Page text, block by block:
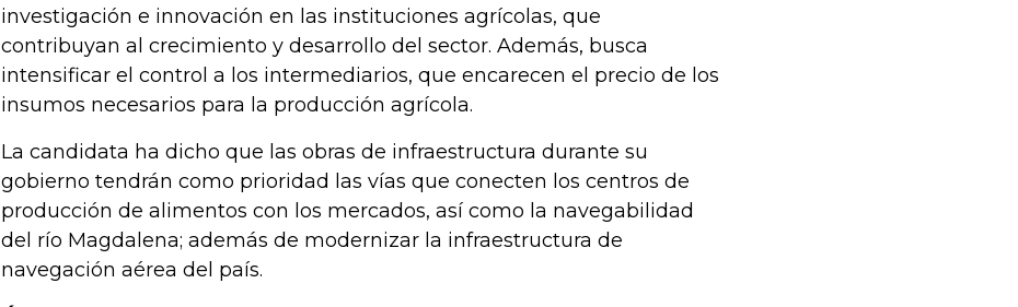
investigación e innovación en las instituciones agrícolas, que
contribuyan al crecimiento y desarrollo del sector. Además, busca
intensificar el control a los intermediarios, que encarecen el precio de los
insumos necesarios para la producción agrícola.
La candidata ha dicho que las obras de infraestructura durante su
gobierno tendrán como prioridad las vías que conecten los centros de
producción de alimentos con los mercados, así como la navegabilidad
del río Magdalena; además de modernizar la infraestructura de
navegación aérea del país.